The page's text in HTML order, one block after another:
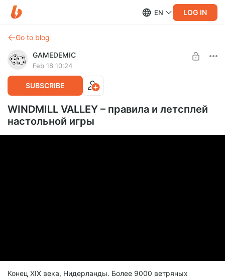
EN LOG IN
Go to blog
GAMEDEMIC
Feb 18 10:24
SUBSCRIBE
WINDMILL VALLEY – правила и летсплей
настольной игры
Конец XIX века, Нидерланды. Более 9000 ветряных